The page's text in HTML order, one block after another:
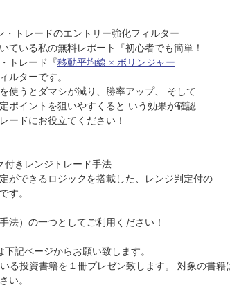
・トレードのエントリー強化フィルター
ている私の無料レポート『初心者でも簡単！
トレード『移動平均線 × ボリンジャー
ルターです。
使うとダマシが減り、勝率アップ、 そして
ポイントを狙いやすくると いう効果が確認
ードにお役立てください！
付きレンジトレード手法
ができるロジックを搭載した、レンジ判定付の
す。
法）の一つとしてご利用ください！
記ページからお願い致します。
る投資書籍を１冊プレゼン致します。 対象の書籍
い。